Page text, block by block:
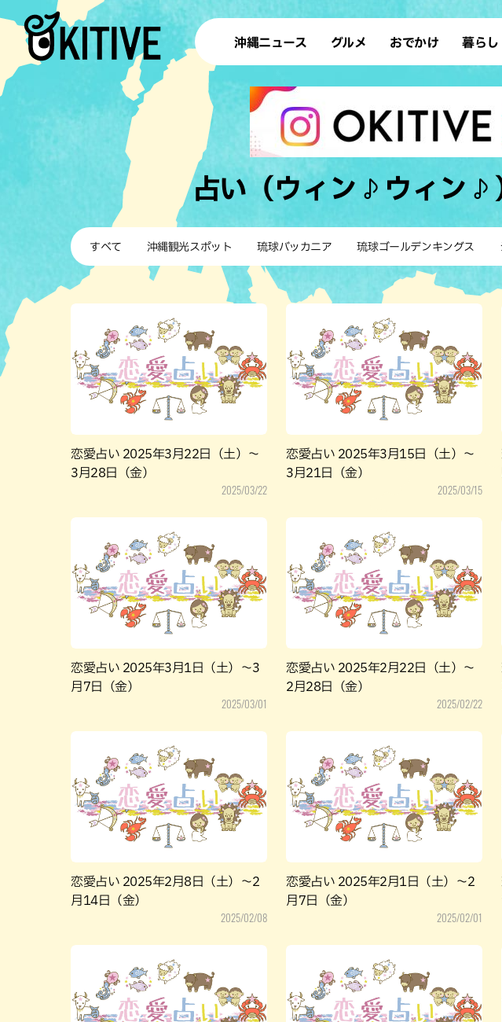
沖縄ニュース グルメ
ラーメン 沖縄そ
テイクアウト カフェ
すし・魚料理 和食・日
沖縄料理 アジア・エ
ステーキ・焼肉 焼鳥・串
その他の肉料理 居酒屋・
ブッフェ・バイキング
パン カレ
ハンバーガー タコス・タ
おでかけ
デート
散歩
歴史
サウナ
暮らし
レシ
ファッシ
沖縄移
占い（ウィン♪ウィン♪
すべて 沖縄観光スポット 琉球バッカニア 琉球ゴールデンキングス
恋愛占い 2025年3月22日（土）～
3月28日（金）
2025/03/22
恋愛占い 2025年3月15日（土）～
3月21日（金）
2025/03/15
恋愛占い 2025年3月1日（土）～3
月7日（金）
2025/03/01
恋愛占い 2025年2月22日（土）～
2月28日（金）
2025/02/22
恋愛占い 2025年2月8日（土）～2
月14日（金）
2025/02/08
恋愛占い 2025年2月1日（土）～2
月7日（金）
2025/02/01